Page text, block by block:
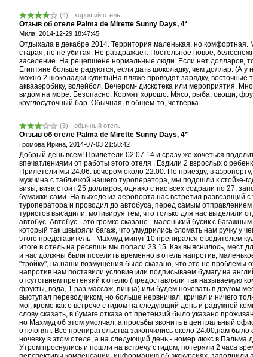
(4) хороший отель
Отзыв об отеле Palma de Mirette Sunny Days, 4*
Мила, 2014-12-29 18:47:45
Отдыхала в декабре 2014. Территория маленькая, но комфортная.
старая, но не убитая. Не раздражает. Постельное новое,
заселение. На рецепшене нормальные люди. Если нет долларов,
Египтяне больше радуются, если дать шоколадку, чем доллар. (А у
можно 2 шоколадки купить)На пляже проводят зарядку, восточные
аквааэробику, волейбол. Вечером- дискотека или мероприятия.
видом на море. Безопасно. Кормят хорошо. Мясо, рыба, овощи,
круглосуточный бар. Обычная, в общем-то, четверка.
(3) обычный отель
Отзыв об отеле Palma de Mirette Sunny Days, 4*
Громова Ирина, 2014-07-03 21:58:42
Добрый день всем! Прилетели 02.07.14 и сразу же хочеться
впечатлениями от работы этого отеля . Ездили 2 взрослых с
Прилетели мы 24.06. вечером около 22.00. По приезду, в
мужчина с табличкой нашего туроператора, мы подошли к стойке-
визы, виза стоит 25 долларов, однако с нас всех содрали по 27,
бумажки сами. На выходе из аеропорта нас встретил развозящий с
туроператора и проводил до автобуса, перед самым
туристов высадили, мотивируя тем, что только для нас выделили
автобус. Автобус - это громко сказано - маленький бусик с
который так швыряли багаж, что умудрились сломать нам ручку у
этого представитель - Махмуд минут 10 препирался с водителем
итоге в отель на ресепшн мы попали 23.15. Как выяснилось, мест
и нас должны были поселить временно в отель напротив,
"тройку", на наши возмущения было сказано, что это не проблемы
напротив нам поставили условие или подписываем бумагу на
отсутствием претензий к отелю (предоставляли так называемую
фрукты, вода, 1 раз массаж, пицца) или будем ночевать в другом
выступал переводчиком, но больше нервничал, кричал и ничего
мог, кроме как о встрече с гидом на следующий день и радужной
слову сказать, в бумаге отказа от претензий было указано
но Махмуд об этом умолчал, а просьбы звонить в центральный
отклонял. Все препирательства закончились около 24.00,нам было
ночевку в этом отеле, а на следующий день - номер люкс в Пальма
Утром проснулись и пошли на встречу с гидом, потеряли 2 часа